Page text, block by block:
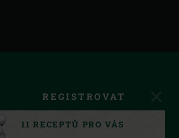
REGISTROVAT
11 RECEPTŮ PRO VÁS